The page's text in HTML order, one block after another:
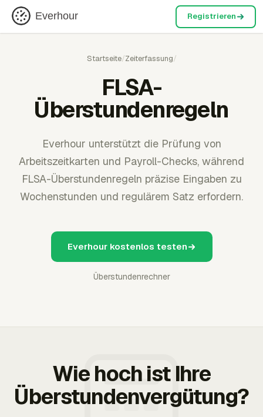
Everhour Registrieren
Startseite/Zeiterfassung/
FLSA-
Überstundenregeln
Everhour unterstützt die Prüfung von
Arbeitszeitkarten und Payroll-Checks, während
FLSA-Überstundenregeln präzise Eingaben zu
Wochenstunden und regulärem Satz erfordern.
Everhour kostenlos testen
Überstundenrechner
Wie hoch ist Ihre
Überstundenvergütung?